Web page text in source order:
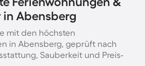
in Abensberg
mit den höchsten
in Abensberg, geprüft nach
Sauberkeit und Preis-